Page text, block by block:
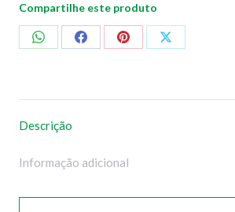
Compartilhe este produto
CompartilharCompartilharCompartilharCompartilhar
Descrição
Informação adicional